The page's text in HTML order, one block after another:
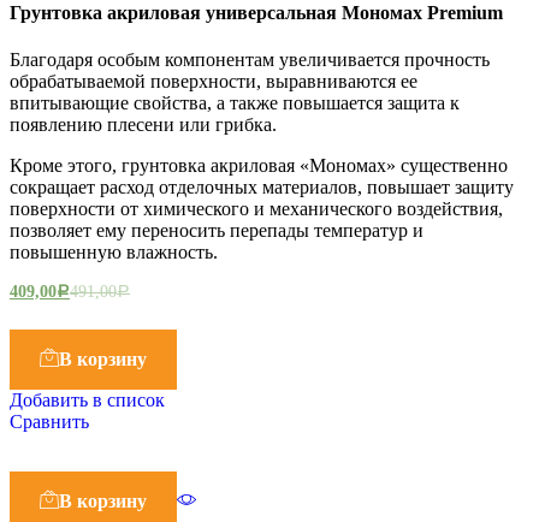
Грунтовка акриловая универсальная Мономах Premium
Благодаря особым компонентам увеличивается прочность
обрабатываемой поверхности, выравниваются ее
впитывающие свойства, а также повышается защита к
появлению плесени или грибка.
Кроме этого, грунтовка акриловая «Мономах» существенно
сокращает расход отделочных материалов, повышает защиту
поверхности от химического и механического воздействия,
позволяет ему переносить перепады температур и
повышенную влажность.
409,00Р491,00Р
В корзину
Добавить в список
Сравнить
В корзину